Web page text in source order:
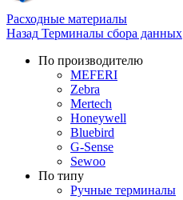
Расходные материалы
Назад Терминалы сбора данных
По производителю
MEFERI
Zebra
Mertech
Honeywell
Bluebird
G-Sense
Sewoo
По типу
Ручные терминалы